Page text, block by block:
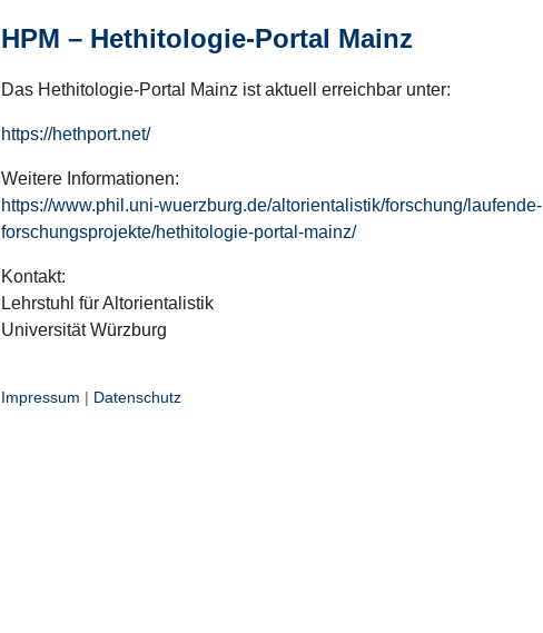
HPM – Hethitologie-Portal Mainz
Das Hethitologie-Portal Mainz ist aktuell erreichbar unter:
https://hethport.net/
Weitere Informationen:
https://www.phil.uni-wuerzburg.de/altorientalistik/forschung/laufende-
forschungsprojekte/hethitologie-portal-mainz/
Kontakt:
Lehrstuhl für Altorientalistik
Universität Würzburg
Impressum | Datenschutz